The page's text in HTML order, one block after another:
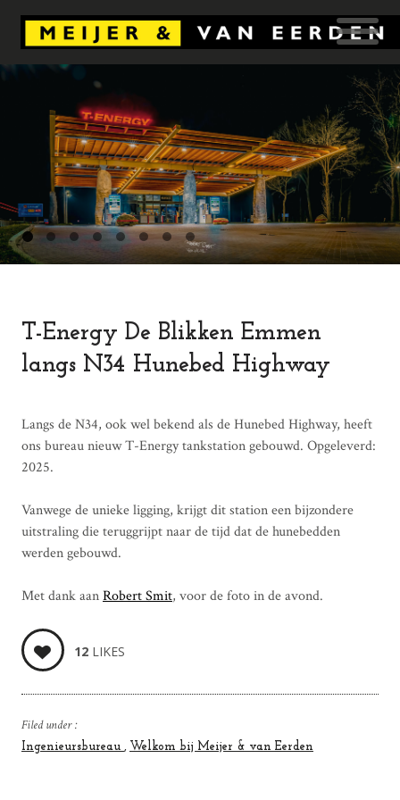
T-Energy De Blikken Emmen
langs N34 Hunebed Highway
Langs de N34, ook wel bekend als de Hunebed Highway, heeft
ons bureau nieuw T-Energy tankstation gebouwd. Opgeleverd:
2025.
Vanwege de unieke ligging, krijgt dit station een bijzondere
uitstraling die teruggrijpt naar de tijd dat de hunebedden
werden gebouwd.
Met dank aanRobert Smit, voor de foto in de avond.
12LIKES
Filed under :
Ingenieursbureau Welkom bij Meijer & van Eerden